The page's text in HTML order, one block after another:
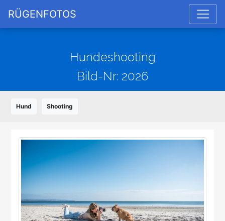
RÜGENFOTOS
Hundeshooting
Bild-Nr: 2026
Hund Shooting